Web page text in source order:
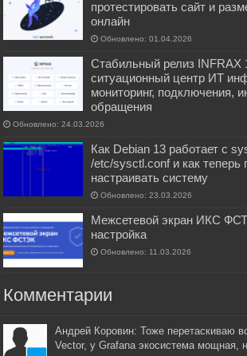
протестировать сайт и
онлайн
Обновлено: 01.04.2026
Стабильный релиз INFRAX
ситуационный центр ИТ
мониторинг, подключения,
обращения
Обновлено: 24.03.2026
Как Debian 13 работает с
/etc/sysctl.conf и как теперь
настраивать систему
Обновлено: 23.03.2026
Межсетевой экран ИКС
настройка
Обновлено: 11.03.2026
Комментарии
Андрей Коровин: Тоже перетаскиваю
Vector, у Grafana экосистема мощная,